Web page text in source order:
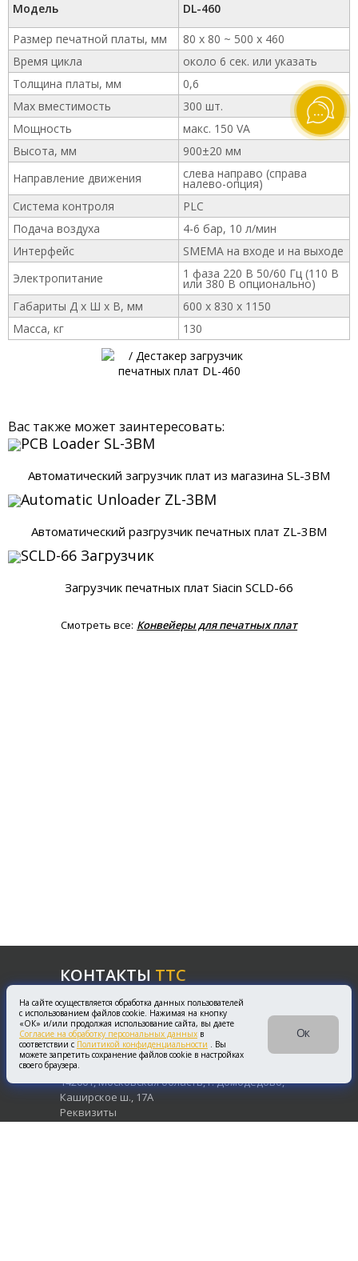
Модель
DL-460
Размер печатной платы, мм
80 х 80 ~ 500 х 460
Время цикла
около 6 сек. или указать
Толщина платы, мм
0,6
Max вместимость
300 шт.
Мощность
макс. 150 VA
Высота, мм
900±20 мм
Направление движения
слева направо (справа
налево-опция)
Система контроля
PLC
Подача воздуха
4-6 бар, 10 л/мин
Интерфейс
SMEMA на входе и на выходе
Электропитание
1 фаза 220 В 50/60 Гц (110 В
или 380 В опционально)
Габариты Д x Ш x В, мм
600 х 830 х 1150
Масса, кг
130
Вас также может заинтересовать:
Автоматический загрузчик плат из магазина SL-3BM
Автоматический разгрузчик печатных плат ZL-3BM
Загрузчик печатных плат Siacin SCLD-66
Смотреть все: Конвейеры для печатных плат
КОНТАКТЫ ТТС
Email:info@toptradeco.ru
Москва: +7(495)150-30-35
Регионы:+7(800)500-26-80
АДРЕСТТС
142001, Московская область, г. Домодедово,
Каширское ш., 17А
Реквизиты
На сайте осуществляется обработка данных пользователей
с использованием файлов cookie. Нажимая на кнопку
«ОК» и/или продолжая использование сайта, вы даете
Согласие на обработку персональных данных в
соответствии с Политикой конфиденциальности . Вы
можете запретить сохранение файлов cookie в настройках
своего браузера.
Ок